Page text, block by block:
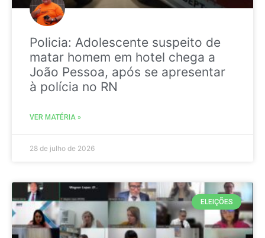
Policia: Adolescente suspeito de
matar homem em hotel chega a
João Pessoa, após se apresentar
à polícia no RN
VER MATÉRIA »
28 de julho de 2026
ELEIÇÕES